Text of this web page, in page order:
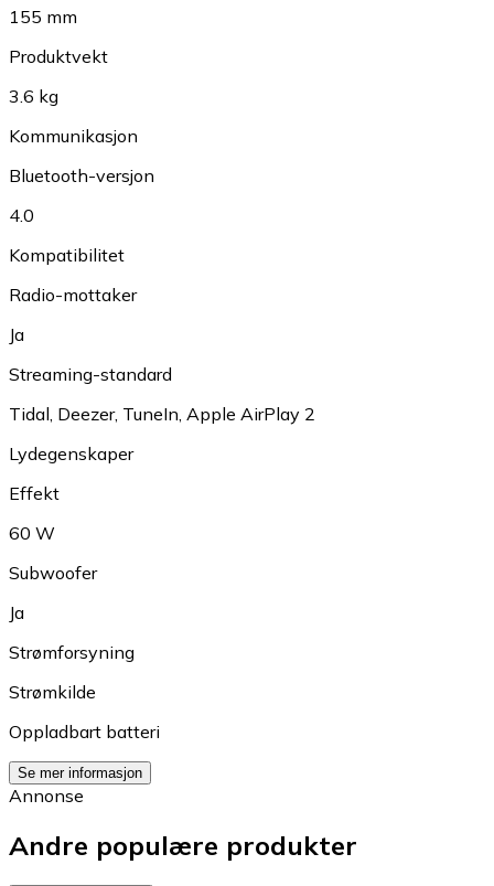
155 mm
Produktvekt
3.6 kg
Kommunikasjon
Bluetooth-versjon
4.0
Kompatibilitet
Radio-mottaker
Ja
Streaming-standard
Tidal, Deezer, TuneIn, Apple AirPlay 2
Lydegenskaper
Effekt
60 W
Subwoofer
Ja
Strømforsyning
Strømkilde
Oppladbart batteri
Se mer informasjon
Annonse
Andre populære produkter